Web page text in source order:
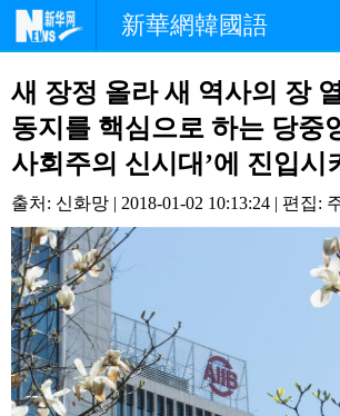
新華網韓國語
홈페이지 최신뉴스
경제 사회
중한교류 핫 TV
연예
생생 중국어
새 장정 올라 새 역사의 장
동지를 핵심으로 하는 당중
사회주의 신시대’에 진입시
출처: 신화망 | 2018-01-02 10:13:24 | 편집: